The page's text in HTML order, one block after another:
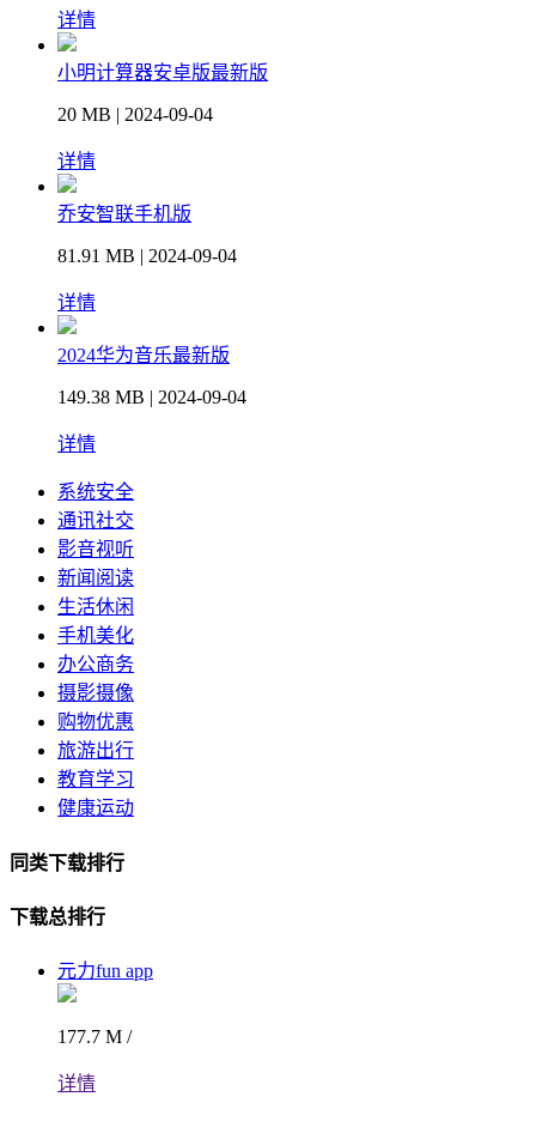
详情
小明计算器安卓版最新版
20 MB | 2024-09-04
详情
乔安智联手机版
81.91 MB | 2024-09-04
详情
2024华为音乐最新版
149.38 MB | 2024-09-04
详情
系统安全
通讯社交
影音视听
新闻阅读
生活休闲
手机美化
办公商务
摄影摄像
购物优惠
旅游出行
教育学习
健康运动
同类下载排行
下载总排行
元力fun app
177.7 M /
详情